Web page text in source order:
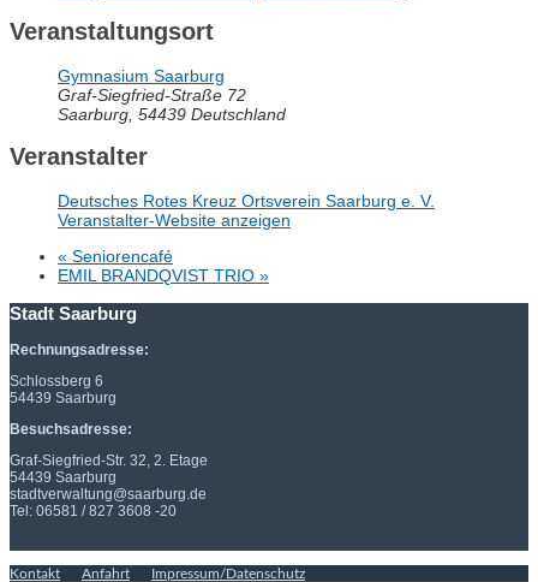
Veranstaltungsort
Gymnasium Saarburg
Graf-Siegfried-Straße 72
Saarburg 54439 Deutschland
Veranstalter
Deutsches Rotes Kreuz Ortsverein Saarburg e. V.
Veranstalter-Website anzeigen
« Seniorencafé
EMIL BRANDQVIST TRIO »
Stadt Saarburg
Rechnungsadresse:
Schlossberg 6
54439 Saarburg
Besuchsadresse:
Graf-Siegfried-Str. 32, 2. Etage
54439 Saarburg
stadtverwaltung@saarburg.de
Tel: 06581 / 827 3608 -20
Kontakt Anfahrt Impressum/Datenschutz